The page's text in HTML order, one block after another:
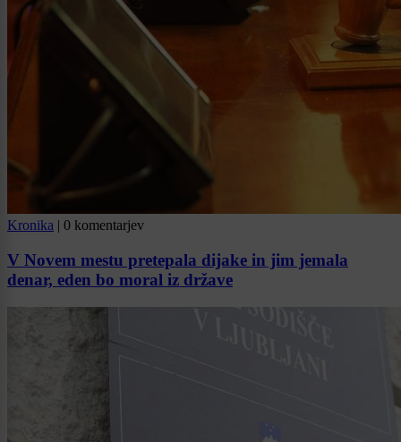
Kronika 0 komentarjev
V Novem mestu pretepala dijake in jim jemala
denar, eden bo moral iz države